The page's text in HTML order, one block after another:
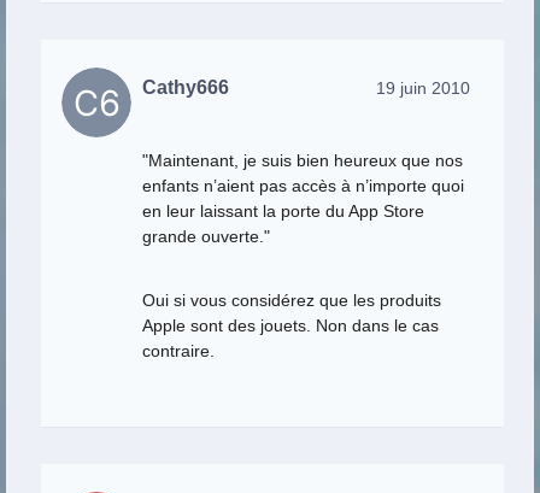
Cathy666 19 juin 2010
"Maintenant, je suis bien heureux que nos
enfants n’aient pas accès à n’importe quoi
en leur laissant la porte du App Store
grande ouverte."
Oui si vous considérez que les produits
Apple sont des jouets. Non dans le cas
contraire.